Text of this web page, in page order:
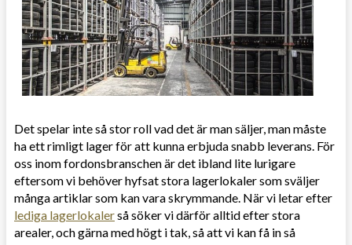
Det spelar inte så stor roll vad det är man säljer, man måste
ha ett rimligt lager för att kunna erbjuda snabb leverans. För
oss inom fordonsbranschen är det ibland lite lurigare
eftersom vi behöver hyfsat stora lagerlokaler som sväljer
många artiklar som kan vara skrymmande. När vi letar efter
lediga lagerlokalerså söker vi därför alltid efter stora
arealer, och gärna med högt i tak, så att vi kan få in så